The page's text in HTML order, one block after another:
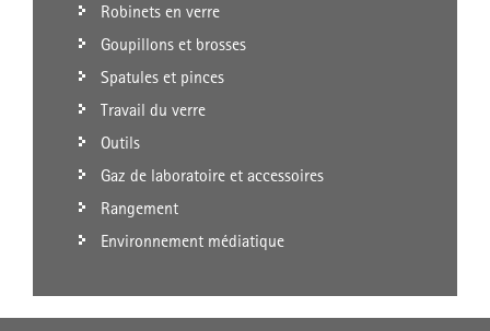
Robinets en verre
Goupillons et brosses
Spatules et pinces
Travail du verre
Outils
Gaz de laboratoire et accessoires
Rangement
Environnement médiatique